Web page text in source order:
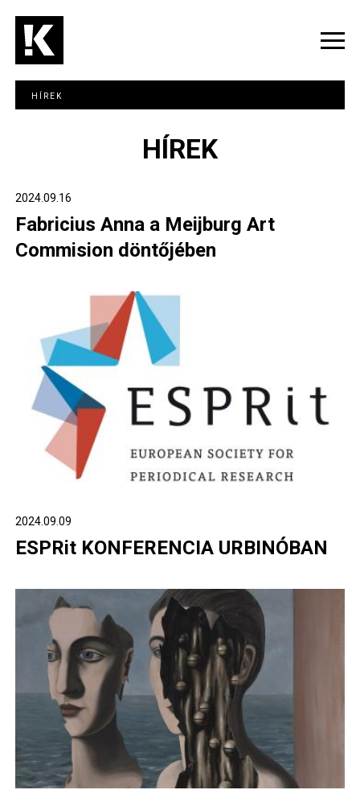
tartalomra
HÍREK
HÍREK
2024.09.16
Fabricius Anna a Meijburg Art
Commision döntőjében
2024.09.09
ESPRit KONFERENCIA URBINÓBAN